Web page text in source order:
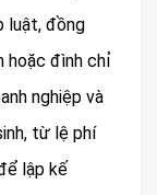
luật, đồng
hoặc đình chỉ
nghiệp và
từ lệ phí
lập kế